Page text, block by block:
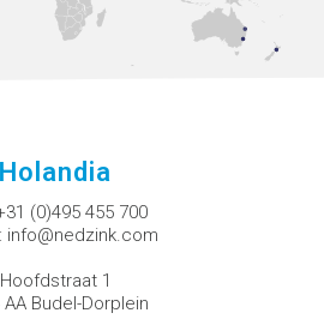
Holandia
(0)495 455 700
info@nedzink.com
Hoofdstraat 1
AA Budel-Dorplein